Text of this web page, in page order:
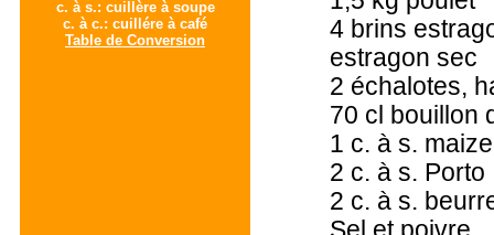
c. à s.: cuillère à soupe
c. à c.: cuillére à café
Table de Conversion
4 brins
estragon sec
2 échalotes,
70 cl bouillon
1 c. à s.
2 c. à s. Porto
2 c. à s.